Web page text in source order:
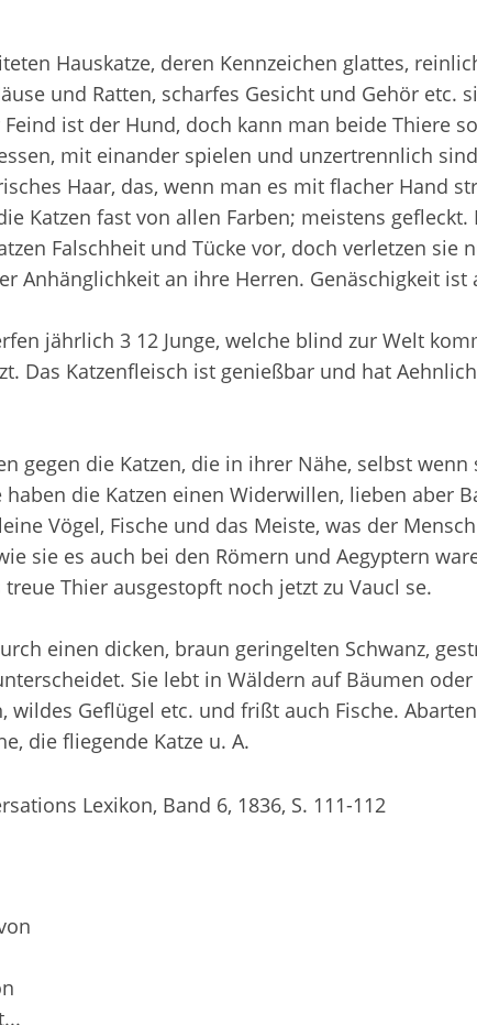
Hauskatze, deren Kennzeichen glattes,
und Ratten, scharfes Gesicht und Gehör etc.
ist der Hund, doch kann man beide Thiere
mit einander spielen und unzertrennlich
Haar, das, wenn man es mit flacher Hand
Katzen fast von allen Farben; meistens gefleckt.
Falschheit und Tücke vor, doch verletzen sie
Anhänglichkeit an ihre Herren. Genäschigkeit ist
jährlich 3 12 Junge, welche blind zur Welt
Das Katzenfleisch ist genießbar und hat
gegen die Katzen, die in ihrer Nähe, selbst wenn
die Katzen einen Widerwillen, lieben aber
Vögel, Fische und das Meiste, was der
sie es auch bei den Römern und Aegyptern
Thier ausgestopft noch jetzt zu Vaucl se.
einen dicken, braun geringelten Schwanz,
Sie lebt in Wäldern auf Bäumen
wildes Geflügel etc. und frißt auch Fische.
die fliegende Katze u. A.
Lexikon, Band 6, 1836, S. 111-112